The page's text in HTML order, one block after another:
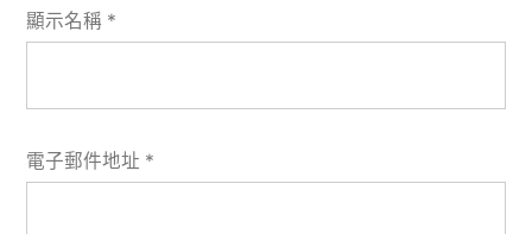
顯示名稱 *
電子郵件地址 *